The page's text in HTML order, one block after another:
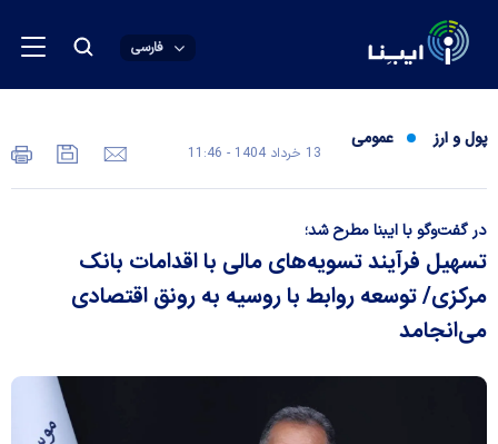
فارسی
پول و ارز عمومی
13 خرداد 1404 - 11:46
در گفت‌و‌گو با ایبنا مطرح شد؛
تسهیل فرآیند تسویه‌های مالی با اقدامات بانک
مرکزی/ توسعه روابط با روسیه به رونق اقتصادی
می‌انجامد